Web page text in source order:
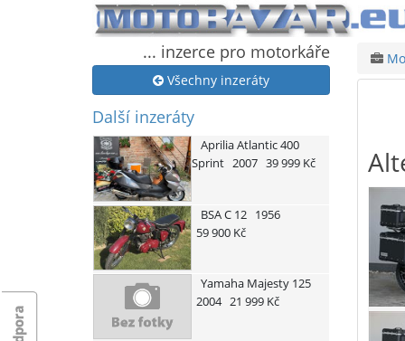
... inzerce pro motorkáře
Všechny inzeráty
Další inzeráty
ApriliaAtlantic 400
Sprint 2007 39 999 Kč
BSAC 12 1956
59 900 Kč
YamahaMajesty 125
2004 21 999 Kč